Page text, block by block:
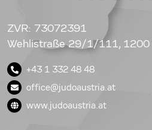
ZVR: 73072391
Wehlistraße 29/1/111, 1200
+43 1 332 48 48
office@judoaustria.at
www.judoaustria.at